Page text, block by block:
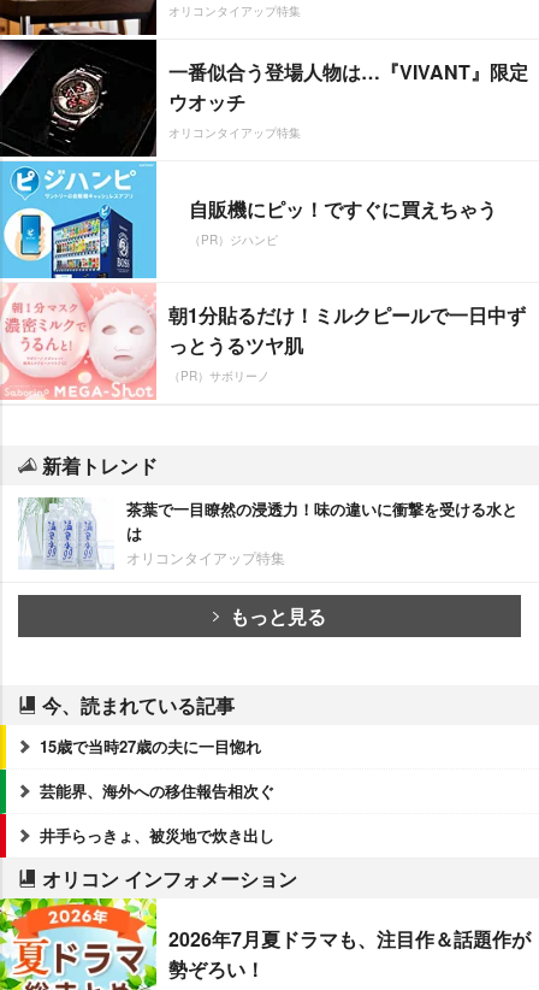
オリコンタイアップ特集
一番似合う登場人物は…『VIVANT』限定
ウオッチ
オリコンタイアップ特集
自販機にピッ！ですぐに買えちゃう
（PR）ジハンピ
朝1分貼るだけ！ミルクピールで一日中ず
っとうるツヤ肌
（PR）サボリーノ
新着トレンド
茶葉で一目瞭然の浸透力！味の違いに衝撃を受ける水と
は
オリコンタイアップ特集
もっと見る
今、読まれている記事
15歳で当時27歳の夫に一目惚れ
芸能界、海外への移住報告相次ぐ
井手らっきょ、被災地で炊き出し
オリコン インフォメーション
2026年7月夏ドラマも、注目作＆話題作が
勢ぞろい！